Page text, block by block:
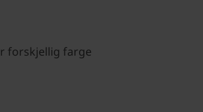
forskjellig farge